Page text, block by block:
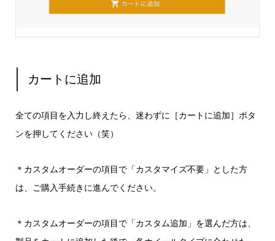
カートに追加
全ての項目を入力し終えたら、迷わずに［カートに追加］ボタ
ンを押してください（笑）
＊カスタムオーダーの項目で「カスタマイズ不要」とした方
は、ご購入手続きに進んでください。
＊カスタムオーダーの項目で「カスタム追加」を選んだ方は、